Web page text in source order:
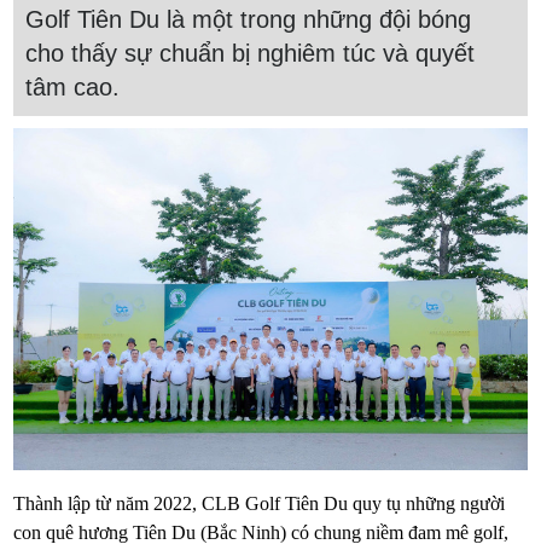
Golf Tiên Du là một trong những đội bóng
cho thấy sự chuẩn bị nghiêm túc và quyết
tâm cao.
Thành lập từ năm 2022, CLB Golf Tiên Du quy tụ những người
con quê hương Tiên Du (Bắc Ninh) có chung niềm đam mê golf,